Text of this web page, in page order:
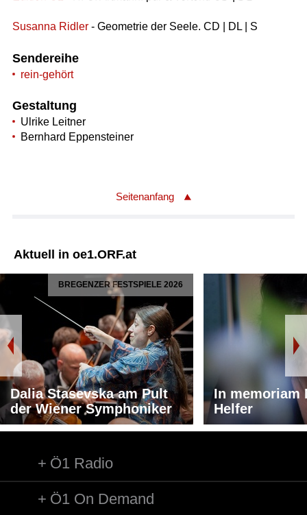
Susanna Ridler- Geometrie der Seele. CD | DL | S
Sendereihe
rein-gehört
Gestaltung
Ulrike Leitner
Bernhard Eppensteiner
Seitenanfang
Aktuell in oe1.ORF.at
BREGENZER FESTSPIELE 2026
Dalia Stasevska am Pult
der Wiener Symphoniker
In memoriam
Helfer
Ö1 Radio
Ö1 On Demand